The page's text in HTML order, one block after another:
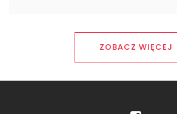
ZOBACZ WIĘCEJ